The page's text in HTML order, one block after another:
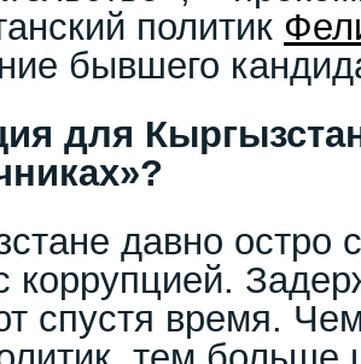
политик
бывшего
для
давно остро
коррупцией.
спустя время.